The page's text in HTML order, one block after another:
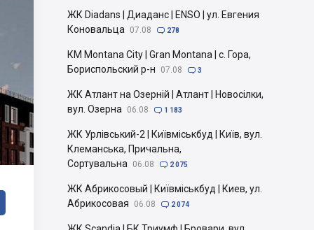
ЖК Diadans | Диаданс | ENSO | ул. Евгения
Коновальца
07.08  278
КМ Montana City | Gran Montana | с. Гора,
Бориспольский р-н
07.08  3
ЖК Атлант на Озерній | Атлант | Новосілки,
вул. Озерна
06.08  1 183
ЖК Урлівський-2 | Київміськбуд | Київ, вул.
Клеманська, Причальна,
Сортувальна
06.08  2 075
ЖК Абрикосовый | Київміськбуд | Киев, ул.
Абрикосовая
06.08  2 074